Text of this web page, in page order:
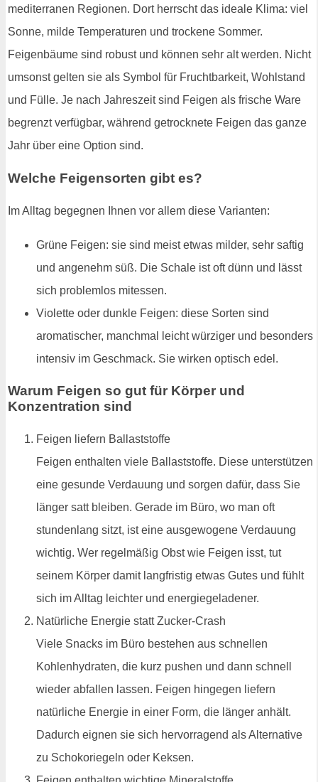
mediterranen Regionen. Dort herrscht das ideale Klima: viel
Sonne, milde Temperaturen und trockene Sommer.
Feigenbäume sind robust und können sehr alt werden. Nicht
umsonst gelten sie als Symbol für Fruchtbarkeit, Wohlstand
und Fülle. Je nach Jahreszeit sind Feigen als frische Ware
begrenzt verfügbar, während getrocknete Feigen das ganze
Jahr über eine Option sind.
Welche Feigensorten gibt es?
Im Alltag begegnen Ihnen vor allem diese Varianten:
Grüne Feigen: sie sind meist etwas milder, sehr saftig
und angenehm süß. Die Schale ist oft dünn und lässt
sich problemlos mitessen.
Violette oder dunkle Feigen: diese Sorten sind
aromatischer, manchmal leicht würziger und besonders
intensiv im Geschmack. Sie wirken optisch edel.
Warum Feigen so gut für Körper und
Konzentration sind
Feigen liefern Ballaststoffe
Feigen enthalten viele Ballaststoffe. Diese unterstützen
eine gesunde Verdauung und sorgen dafür, dass Sie
länger satt bleiben. Gerade im Büro, wo man oft
stundenlang sitzt, ist eine ausgewogene Verdauung
wichtig. Wer regelmäßig Obst wie Feigen isst, tut
seinem Körper damit langfristig etwas Gutes und fühlt
sich im Alltag leichter und energiegeladener.
Natürliche Energie statt Zucker-Crash
Viele Snacks im Büro bestehen aus schnellen
Kohlenhydraten, die kurz pushen und dann schnell
wieder abfallen lassen. Feigen hingegen liefern
natürliche Energie in einer Form, die länger anhält.
Dadurch eignen sie sich hervorragend als Alternative
zu Schokoriegeln oder Keksen.